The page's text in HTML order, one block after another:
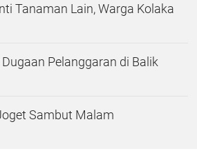
Tanaman Lain, Warga Kolaka
Pelanggaran di Balik
Sambut Malam